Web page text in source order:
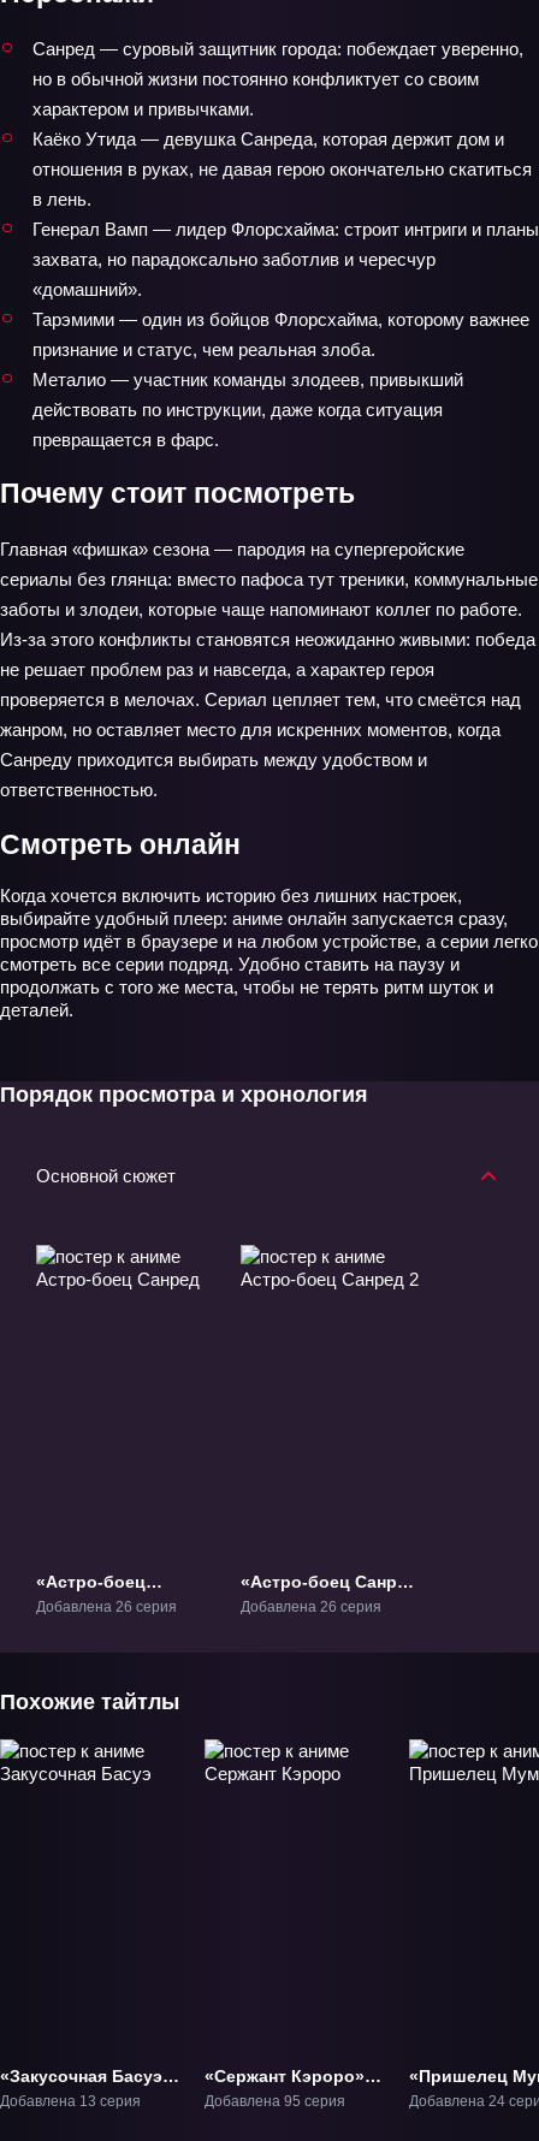
Санред — суровый защитник города: побеждает уверенно,
но в обычной жизни постоянно конфликтует со своим
характером и привычками.
Каёко Утида — девушка Санреда, которая держит дом и
отношения в руках, не давая герою окончательно скатиться
в лень.
Генерал Вамп — лидер Флорсхайма: строит интриги и планы
захвата, но парадоксально заботлив и чересчур
«домашний».
Тарэмими — один из бойцов Флорсхайма, которому важнее
признание и статус, чем реальная злоба.
Металио — участник команды злодеев, привыкший
действовать по инструкции, даже когда ситуация
превращается в фарс.
Почему стоит посмотреть
Главная «фишка» сезона — пародия на супергеройские
сериалы без глянца: вместо пафоса тут треники, коммунальные
заботы и злодеи, которые чаще напоминают коллег по работе.
Из‑за этого конфликты становятся неожиданно живыми: победа
не решает проблем раз и навсегда, а характер героя
проверяется в мелочах. Сериал цепляет тем, что смеётся над
жанром, но оставляет место для искренних моментов, когда
Санреду приходится выбирать между удобством и
ответственностью.
Смотреть онлайн
Когда хочется включить историю без лишних настроек,
выбирайте удобный плеер: аниме онлайн запускается сразу,
просмотр идёт в браузере и на любом устройстве, а серии легко
смотреть все серии подряд. Удобно ставить на паузу и
продолжать с того же места, чтобы не терять ритм шуток и
деталей.
Порядок просмотра и хронология
Основной сюжет
«Астро-боец
Санред» ТВ-1
Добавлена 26 серия
«Астро-боец Санред
2» ТВ-2
Добавлена 26 серия
Похожие тайтлы
«Закусочная Басуэ»
ТВ-1
Добавлена 13 серия
«Сержант Кэроро»
ТВ-1
Добавлена 95 серия
«Пришелец
ТВ-1
Добавлена 24